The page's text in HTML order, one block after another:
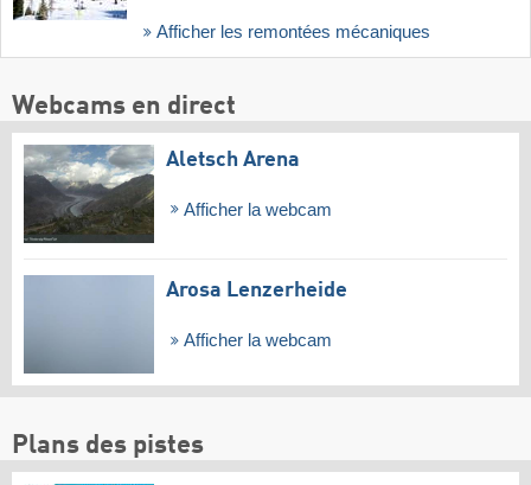
Afficher les remontées mécaniques
Webcams en direct
Aletsch Arena
Afficher la webcam
Arosa Lenzerheide
Afficher la webcam
Plans des pistes